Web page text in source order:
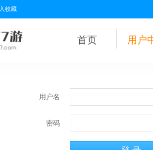
收藏
首页 用户
用户名
密码